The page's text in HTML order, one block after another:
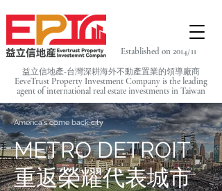
益立信地產-台灣深耕海外不動產置業的領導廠商
EeveTrust Property Investment Company is the leading
agent ofinternational real estate investments in Taiwan
Established on 2014/11
America's come back city
METRO DETROIT
重返榮耀代表城市